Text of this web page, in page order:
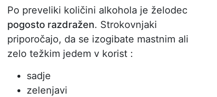
Po preveliki količini alkohola je želodec
pogosto razdražen. Strokovnjaki
priporočajo, da se izogibate mastnim ali
zelo težkim jedem v korist :
sadje
zelenjavi